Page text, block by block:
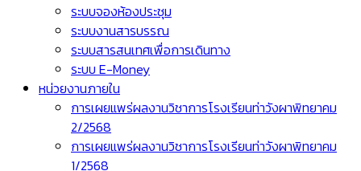
ระบบจองห้องประชุม
ระบบงานสารบรรณ
ระบบสารสนเทศเพื่อการเดินทาง
ระบบ E-Money
หน่วยงานภายใน
การเผยแพร่ผลงานวิชาการโรงเรียนท่าวังผาพิทยาคม
2/2568
การเผยแพร่ผลงานวิชาการโรงเรียนท่าวังผาพิทยาคม
1/2568